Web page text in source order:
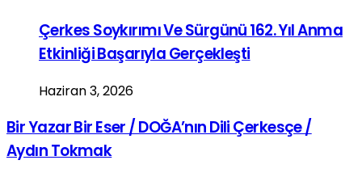
Çerkes Soykırımı Ve Sürgünü 162. Yıl Anma
Etkinliği Başarıyla Gerçekleşti
Haziran 3, 2026
Bir Yazar Bir Eser / DOĞA’nın Dili Çerkesçe /
Aydın Tokmak